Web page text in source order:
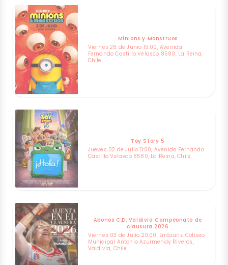
Minions y Monstruos
Viernes 26 de Junio 19:00, Avenida
Fernando Castillo Velasco 8580, La Reina,
Chile
Toy Story 5
Jueves 02 de Julio 11:00, Avenida Fernando
Castillo Velasco 8580, La Reina, Chile
Abonos C.D. Valdivia Campeonato de
clausura 2026
Viernes 03 de Julio 20:00, Errázuriz, Coliseo
Municipal Antonio Azurmendy Riveros,
Valdivia, Chile